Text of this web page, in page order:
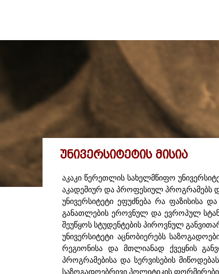
ᲣᲜᲘᲕᲔᲠᲡᲘᲢᲔᲢᲘᲡ ᲛᲘᲡᲘᲐ
აკაკი წერეთლის სახელმწიფო
აკადემიურ და პროფესიულ პროგრამებს
უნივერსიტეტი ეფუძნება რა ფაზისისა
განათლების ეროვნულ და ევროპულ
შეუწყოს სტუდენტების პიროვნულ
უნივერსიტეტი აცნობიერებს
რეგიონისა და მთლიანად ქვეყნის
პროგრამებისა და სერვისების
საზოგადოებრივი პოლიტიკის